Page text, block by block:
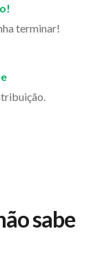
terminar!
sabe